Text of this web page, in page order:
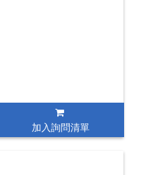
加入詢問清單